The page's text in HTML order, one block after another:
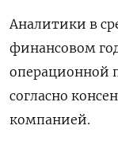
Аналитики в
финансовом
операционной
согласно
компанией.